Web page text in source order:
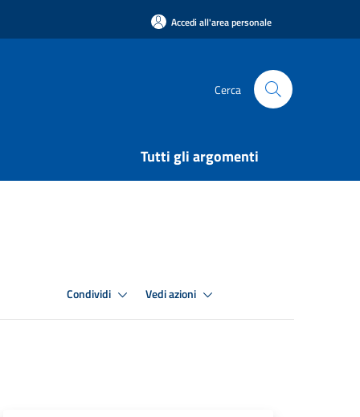
Accedi all'area personale
Cerca
Tutti gli argomenti
Condividi Vedi azioni